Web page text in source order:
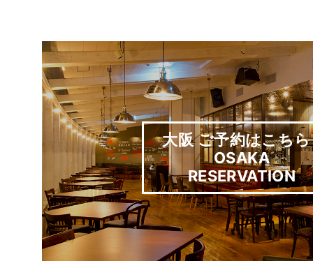
大阪 ご予約はこち
OSAKA
RESERVATION